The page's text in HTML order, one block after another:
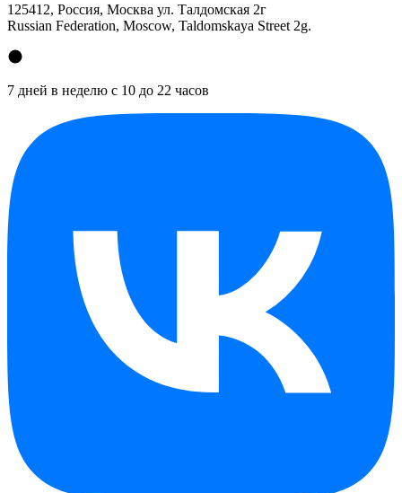
125412, Россия, Москва ул. Талдомская 2г
Russian Federation, Moscow, Taldomskaya Street 2g.
7 дней в неделю с 10 до 22 часов